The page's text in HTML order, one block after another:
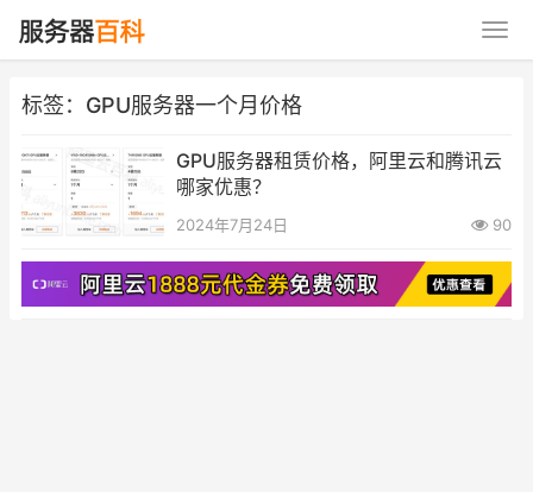
标签：GPU服务器一个月价格
GPU服务器租赁价格，阿里云和腾讯云
哪家优惠？
2024年7月24日 90